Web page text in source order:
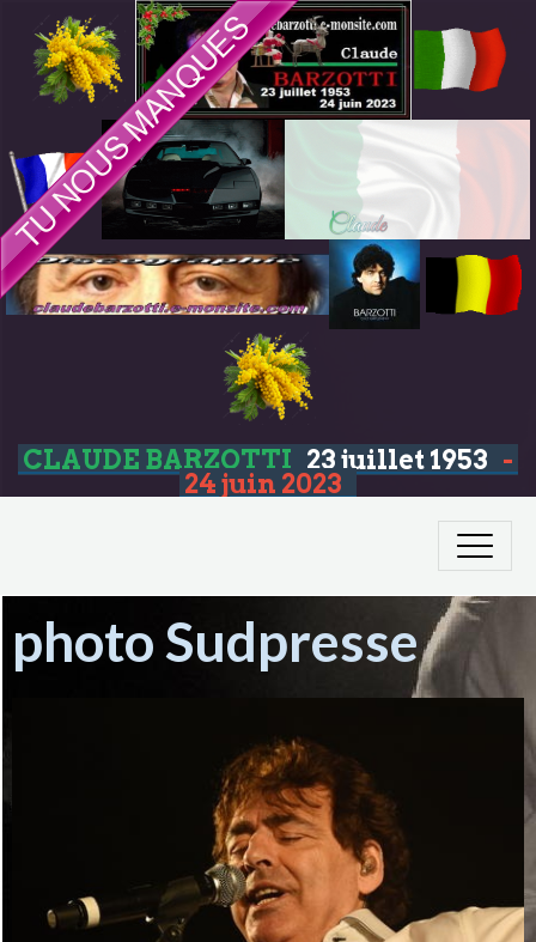
CLAUDE BARZOTTI 23 juillet 1953 -
24 juin 2023
photo Sudpresse